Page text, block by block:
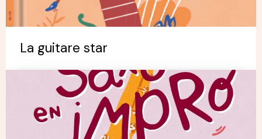
La guitare star